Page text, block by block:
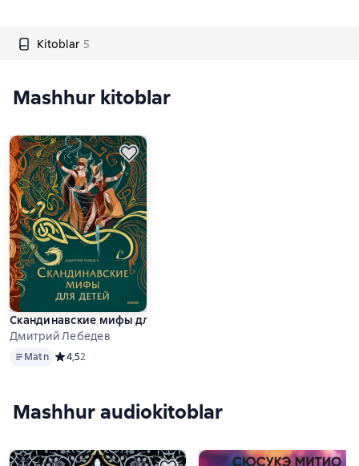
Kitoblar 5
Mashhur kitoblar
Скандинавские мифы для детей
Дмитрий Лебедев
MatnMatn Средний рейтинг 4,5 на основе 2 оценок
4,52
Mashhur audiokitoblar